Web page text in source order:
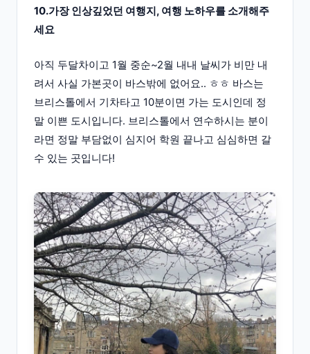
10.가장 인상깊었던 여행지, 여행 노하우를 소개해주
세요
아직 두달차이고 1월 중순~2월 내내 날씨가 비만 내
려서 사실 가본곳이 바스밖에 없어요.. ㅎㅎ 바스는
브리스톨에서 기차타고 10분이면 가는 도시인데 정
말 이쁜 도시입니다. 브리스톨에서 연수하시는 분이
라면 정말 부담없이 심지어 학원 끝나고 심심하면 갈
수 있는 곳입니다!